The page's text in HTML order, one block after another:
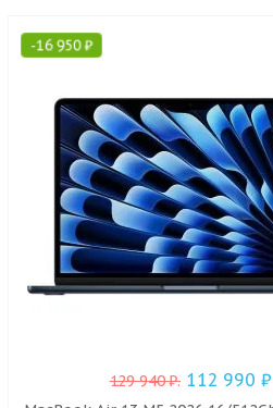
-16 950₽
129 940₽. 112 990 ₽